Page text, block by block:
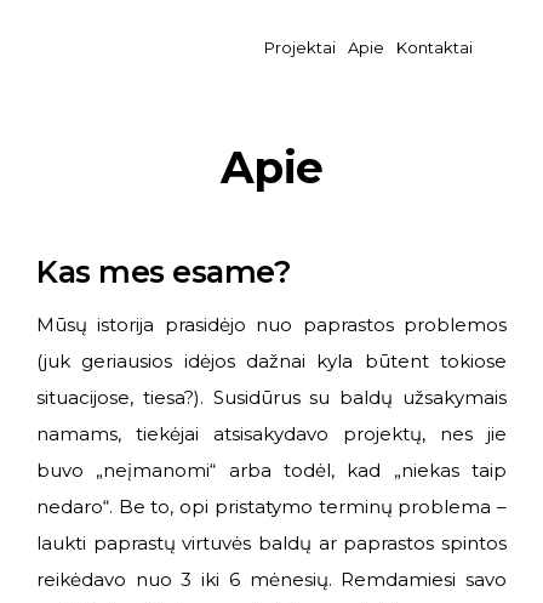
Projektai Apie Kontaktai
Apie
Kas mes esame?
Mūsų istorija prasidėjo nuo paprastos problemos
(juk geriausios idėjos dažnai kyla būtent tokiose
situacijose, tiesa?). Susidūrus su baldų užsakymais
namams, tiekėjai atsisakydavo projektų, nes jie
buvo „neįmanomi“ arba todėl, kad „niekas taip
nedaro“. Be to, opi pristatymo terminų problema –
laukti paprastų virtuvės baldų ar paprastos spintos
reikėdavo nuo 3 iki 6 mėnesių. Remdamiesi savo